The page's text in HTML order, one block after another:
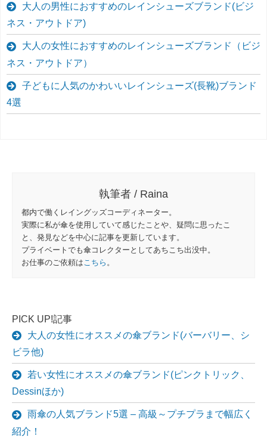
大人の男性におすすめのレインシューズブランド(ビジ
ネス・アウトドア)
大人の女性におすすめのレインシューズブランド（ビジ
ネス・アウトドア）
子どもに人気のかわいいレインシューズ(長靴)ブランド
4選
執筆者 / Raina
都内で働くレイングッズコーディネーター。
実際に私が傘を使用していて感じたことや、疑問に思ったこ
と、発見などを中心に記事を更新しています。
プライベートでも傘コレクターとしてあちこち出没中。
お仕事のご依頼は こちら 。
PICK UP!記事
大人の女性にオススメの傘ブランド(バーバリー、シ
ビラ他)
若い女性にオススメの傘ブランド(ピンクトリック、
Dessinほか)
雨傘の人気ブランド5選 – 高級～プチプラまで幅広く
紹介！